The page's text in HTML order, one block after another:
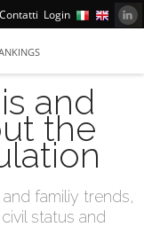
Contatti Login
and
the
familiy trends,
status and